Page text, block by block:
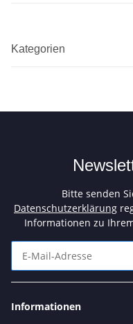
Kategorien
Bitte senden
Datenschutzerklärung
Informationen zu
Informationen